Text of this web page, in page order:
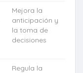
Mejora la
anticipación y
la toma de
decisiones
Regula la